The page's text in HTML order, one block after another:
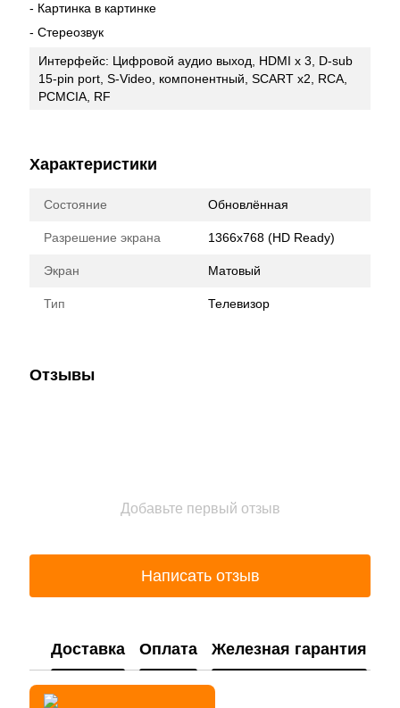
- Картинка в картинке
- Стереозвук
Интерфейс: Цифровой аудио выход, HDMI х 3, D-sub
15-pin port, S-Video, компонентный, SCART x2, RCA,
PCMCIA, RF
Характеристики
Состояние Обновлённая
Разрешение экрана 1366х768 (HD Ready)
Экран Матовый
Тип Телевизор
Отзывы
Добавьте первый отзыв
Написать отзыв
Доставка Оплата Железная гарантия